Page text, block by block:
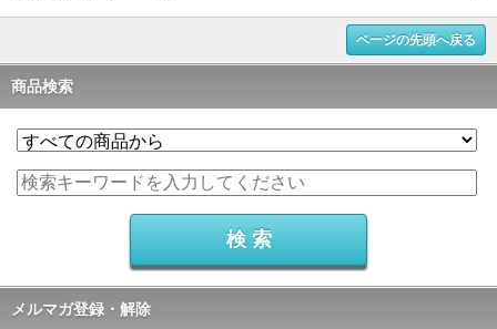
ページの先頭へ戻る
商品検索
メルマガ登録・解除